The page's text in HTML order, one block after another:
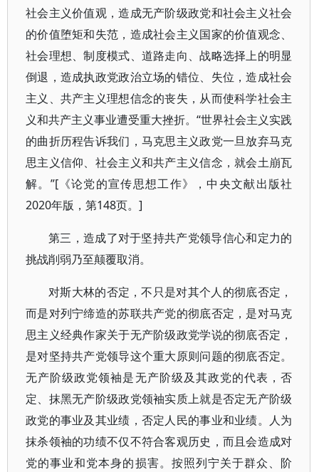
社会主义价值观，造成无产阶级政党和社会主义社会
的价值堕矩和失范，造成社会主义国家的价值观念、
社会理想、制度模式、道路走向、战略选择上的明显
倒退，造成执政党政治立场的错位、失位，造成社会
主义、共产主义理想信念的丧失，从而使科学社会主
义和共产主义事业遭受重大挫折。“世界社会主义实践
的曲折历程告诉我们，马克思主义政党一旦放弃马克
思主义信仰、社会主义和共产主义信念，就会土崩瓦
解。”[《论党的宣传思想工作》，中央文献出版社
2020年版，第148页。]
第三，造成了对于坚持共产党领导信心和定力的
挑战削弱乃至颠覆取消。
对斯大林的否定，不只是对其个人的彻底否定，
而是对列宁缔造的苏联共产党的彻底否定，是对马克
思主义经典作家关于无产阶级政党学说的彻底否定，
是对坚持共产党领导这个重大原则问题的彻底否定。
无产阶级政党领袖是无产阶级及其政党的代表，否
定、抹黑无产阶级政党领袖实质上就是否定无产阶级
政党的事业及其业绩，否定人民的事业和业绩。人为
抹杀领袖的功绩不仅不符合客观历史，而且会造成对
党的事业和党本身的损害。按照列宁关于群众、阶